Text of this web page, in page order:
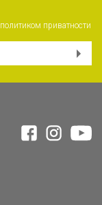
политиком приватности